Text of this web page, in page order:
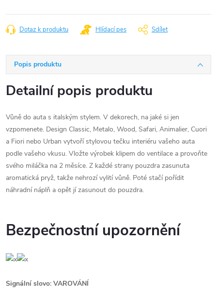
Dotaz k produktu Hlídací pes Sdílet
Popis produktu
Detailní popis produktu
Vůně do auta s italským stylem. V dekorech, na jaké si jen
vzpomenete. Design Classic, Metalo, Wood, Safari, Animalier, Cuori
a Fiori nebo Urban vytvoří stylovou tečku interiéru vašeho auta
podle vašeho vkusu. Vložte výrobek klipem do ventilace a provoňte
svého miláčka na 2 měsíce. Z každé strany pouzdra zasunuta
aromatická pryž, takže nehrozí vylití vůně. Poté stačí pořídit
náhradní náplň a opět jí zasunout do pouzdra.
Bezpečnostní upozornění
Signální slovo: VAROVÁNÍ